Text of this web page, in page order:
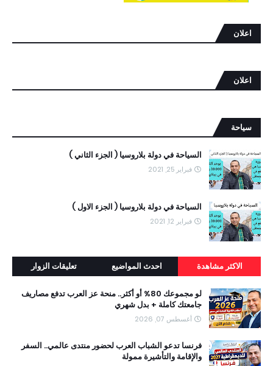
اعلان
اعلان
سياحة
السياحة في دولة بلاروسيا ( الجزء الثاني )
فبراير 25, 2021
السياحة في دولة بلاروسيا ( الجزء الاول )
فبراير 12, 2021
الاكثر مشاهدة احدث المواضيع تعليقات الزوار
لو مجموعك 80% أو أكثر.. منحة عز العرب تدفع مصاريف
جامعتك كاملة + بدل شهري
أغسطس 07, 2026
فرنسا تدعو الشباب العرب لحضور منتدى عالمي.. السفر
والإقامة والتأشيرة ممولة